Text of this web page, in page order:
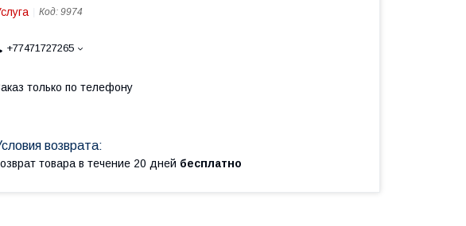
Код: 9974
+77471727265
только по телефону
товара в течение 20 дней бесплатно